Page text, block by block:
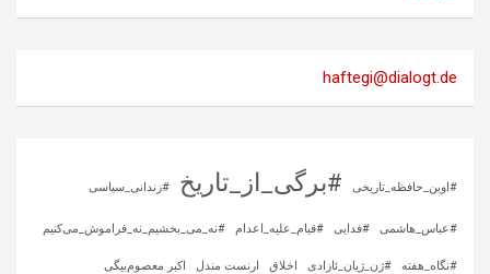
haftegi@dialogt.de
#اوین_حافظه_تاریخی #برگی_از_تاریخ #زندانی_سیاسی
#عباس_هاشمی #فدایی #قیام_علیه_اعدام #نه_می_بخشیم_نه_فراموش_می‌کنیم
#نگاه_هفته #ژن_ژیان_ئازادی اخلاق ارنست مندل اکبر معصوم‌بیگی